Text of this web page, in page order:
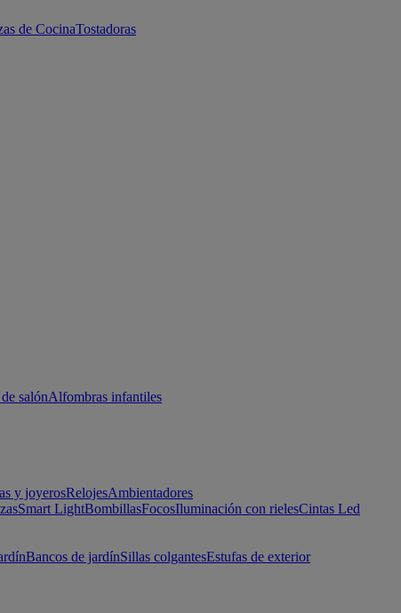
de CocinaTostadoras
salónAlfombras infantiles
y joyerosRelojesAmbientadores
Smart LightBombillasFocosIluminación con rielesCintas Led
Bancos de jardínSillas colgantesEstufas de exterior